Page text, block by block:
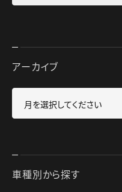
アーカイブ
車種別から探す